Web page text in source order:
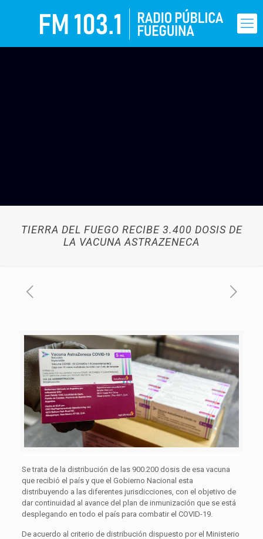
TIERRA DEL FUEGO RECIBE 3.400 DOSIS DE
LA VACUNA ASTRAZENECA
Se trata de la distribución de las 900.200 dosis de esa vacuna
que recibió el país y que el Gobierno Nacional esta
distribuyendo a las diferentes jurisdicciones, con el objetivo de
dar continuidad al avance del plan de inmunización que se está
desplegando en todo el país para combatir el COVID-19.
De acuerdo al criterio de distribución dispuesto por el Ministerio